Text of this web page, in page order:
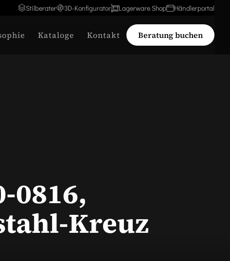
Stilberater 3D-Konfigurator Lagerware Shop Händlerportal
Kataloge Kontakt Beratung buchen
0816,
Kreuz